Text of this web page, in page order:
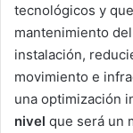
tecnológicos y
mantenimiento
instalación,
movimiento e
una optimización
nivel que será un